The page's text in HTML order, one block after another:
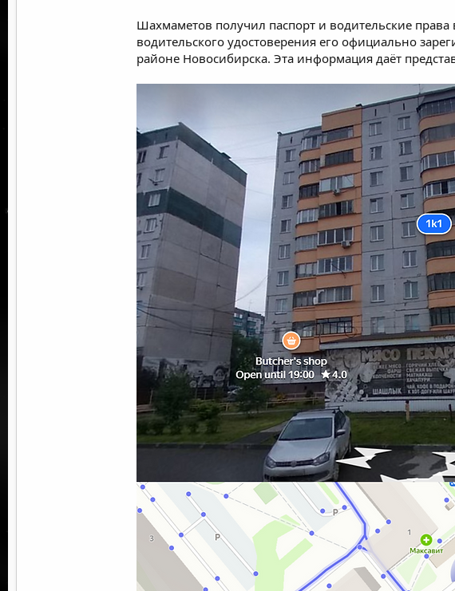
Шахмаметов получил паспорт и водительские
водительского удостоверения его официально
районе Новосибирска. Эта информация даёт